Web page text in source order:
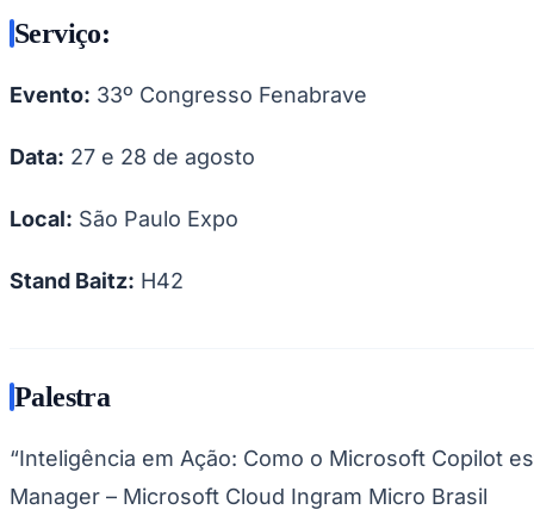
Serviço:
Evento: 33º Congresso Fenabrave
Data: 27 e 28 de agosto
Local: São Paulo Expo
Stand Baitz: H42
Palestra
“Inteligência em Ação: Como o Microsoft Copilot
Manager – Microsoft Cloud Ingram Micro Brasil